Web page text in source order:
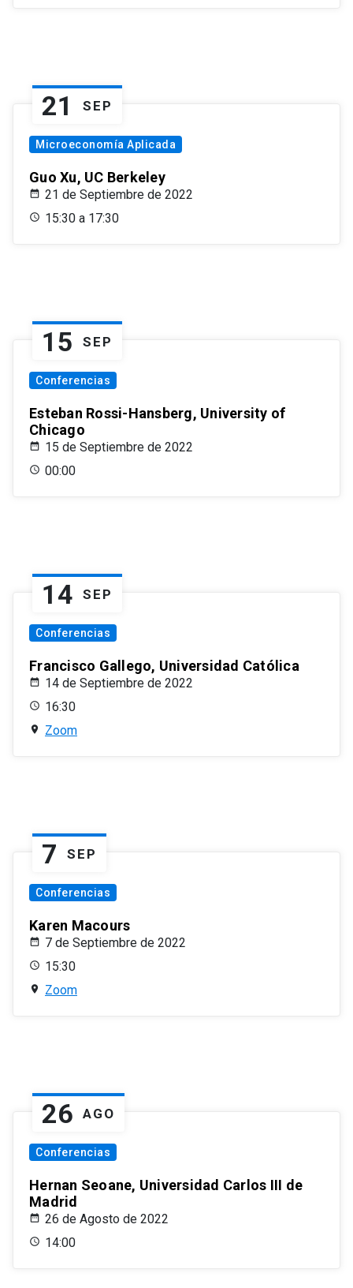
21 SEP
Microeconomía Aplicada
Guo Xu, UC Berkeley
21 de Septiembre de 2022
15:30 a 17:30
15 SEP
Conferencias
Esteban Rossi-Hansberg, University of
Chicago
15 de Septiembre de 2022
00:00
14 SEP
Conferencias
Francisco Gallego, Universidad Católica
14 de Septiembre de 2022
16:30
Zoom
7 SEP
Conferencias
Karen Macours
7 de Septiembre de 2022
15:30
Zoom
26 AGO
Conferencias
Hernan Seoane, Universidad Carlos III de
Madrid
26 de Agosto de 2022
14:00